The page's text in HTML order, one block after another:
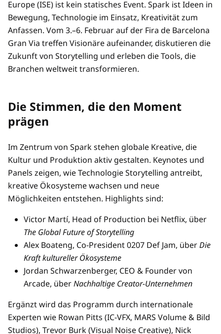
Europe (ISE) ist kein statisches Event. Spark ist Ideen in
Bewegung, Technologie im Einsatz, Kreativität zum
Anfassen. Vom 3.–6. Februar auf der Fira de Barcelona
Gran Via treffen Visionäre aufeinander, diskutieren die
Zukunft von Storytelling und erleben die Tools, die
Branchen weltweit transformieren.
Die Stimmen, die den Moment
prägen
Im Zentrum von Spark stehen globale Kreative, die
Kultur und Produktion aktiv gestalten. Keynotes und
Panels zeigen, wie Technologie Storytelling antreibt,
kreative Ökosysteme wachsen und neue
Möglichkeiten entstehen. Highlights sind:
Victor Martí, Head of Production bei Netflix, über
The Global Future of Storytelling
Alex Boateng, Co-President 0207 Def Jam, überDie
Kraft kultureller Ökosysteme
Jordan Schwarzenberger, CEO & Founder von
Arcade, überNachhaltige Creator-Unternehmen
Ergänzt wird das Programm durch internationale
Experten wie Rowan Pitts (IC-VFX, MARS Volume & Bild
Studios), Trevor Burk (Visual Noise Creative), Nick